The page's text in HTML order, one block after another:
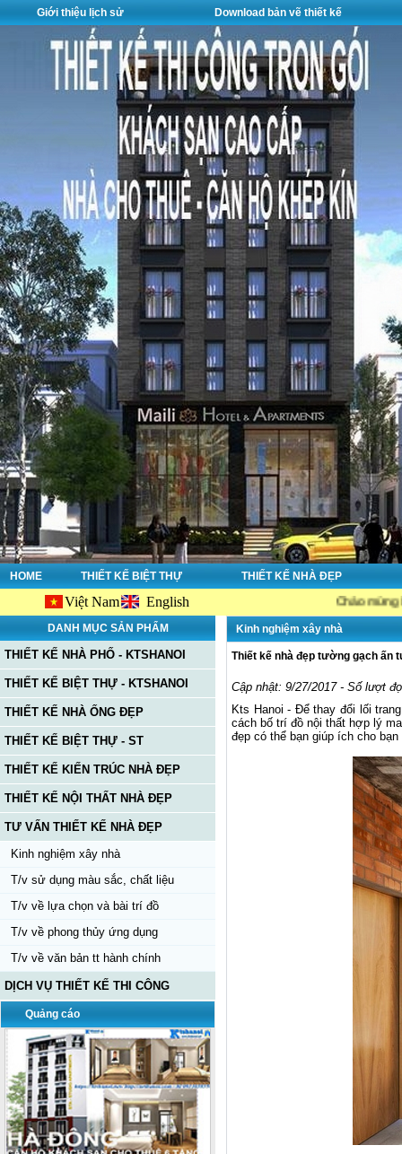
Giới thiệu lịch sử Download bản vẽ thiết kế
HOME THIẾT KẾ BIỆT THỰ THIẾT KẾ NHÀ ĐẸP
Việt Nam English Chào mừng bạn đến
DANH MỤC SẢN PHẨM
THIẾT KẾ NHÀ PHỐ - KTSHANOI
THIẾT KẾ BIỆT THỰ - KTSHANOI
THIẾT KẾ NHÀ ỐNG ĐẸP
THIẾT KẾ BIỆT THỰ - ST
THIẾT KẾ KIẾN TRÚC NHÀ ĐẸP
THIẾT KẾ NỘI THẤT NHÀ ĐẸP
TƯ VẤN THIẾT KẾ NHÀ ĐẸP
Kinh nghiệm xây nhà
T/v sử dụng màu sắc, chất liệu
T/v về lựa chọn và bài trí đồ
T/v về phong thủy ứng dụng
T/v về văn bản tt hành chính
DỊCH VỤ THIẾT KẾ THI CÔNG
Quảng cáo
Kinh nghiệm xây nhà
Thiết kế nhà đẹp tường gạch ấn
Cập nhật: 9/27/2017 - Số lượt
Kts Hanoi - Để thay đổi lối
cách bố trí đồ nội thất hợp lý
đẹp có thể bạn giúp ích cho